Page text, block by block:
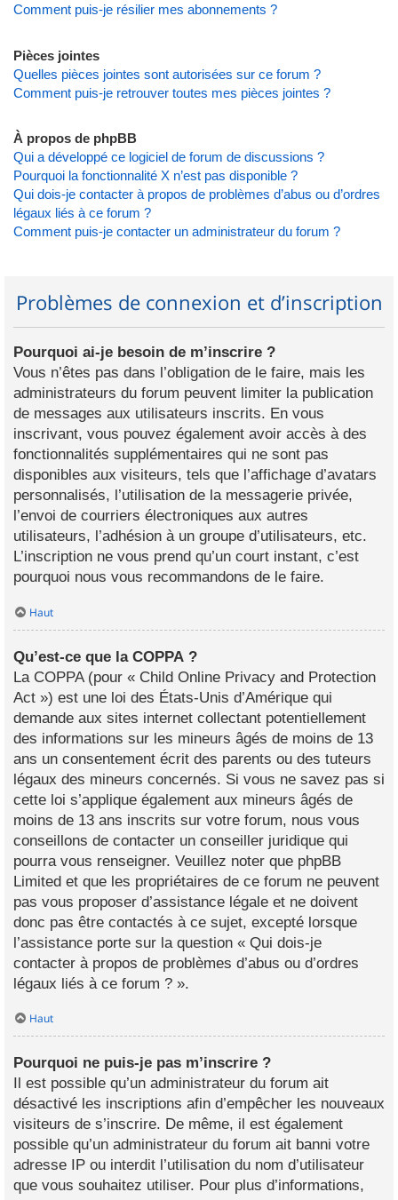
Comment puis-je résilier mes abonnements ?
Pièces jointes
Quelles pièces jointes sont autorisées sur ce forum ?
Comment puis-je retrouver toutes mes pièces jointes ?
À propos de phpBB
Qui a développé ce logiciel de forum de discussions ?
Pourquoi la fonctionnalité X n’est pas disponible ?
Qui dois-je contacter à propos de problèmes d’abus ou d’ordres
légaux liés à ce forum ?
Comment puis-je contacter un administrateur du forum ?
Problèmes de connexion et d’inscription
Pourquoi ai-je besoin de m’inscrire ?
Vous n’êtes pas dans l’obligation de le faire, mais les
administrateurs du forum peuvent limiter la publication
de messages aux utilisateurs inscrits. En vous
inscrivant, vous pouvez également avoir accès à des
fonctionnalités supplémentaires qui ne sont pas
disponibles aux visiteurs, tels que l’affichage d’avatars
personnalisés, l’utilisation de la messagerie privée,
l’envoi de courriers électroniques aux autres
utilisateurs, l’adhésion à un groupe d’utilisateurs, etc.
L’inscription ne vous prend qu’un court instant, c’est
pourquoi nous vous recommandons de le faire.
Haut
Qu’est-ce que la COPPA ?
La COPPA (pour « Child Online Privacy and Protection
Act ») est une loi des États-Unis d’Amérique qui
demande aux sites internet collectant potentiellement
des informations sur les mineurs âgés de moins de 13
ans un consentement écrit des parents ou des tuteurs
légaux des mineurs concernés. Si vous ne savez pas si
cette loi s’applique également aux mineurs âgés de
moins de 13 ans inscrits sur votre forum, nous vous
conseillons de contacter un conseiller juridique qui
pourra vous renseigner. Veuillez noter que phpBB
Limited et que les propriétaires de ce forum ne peuvent
pas vous proposer d’assistance légale et ne doivent
donc pas être contactés à ce sujet, excepté lorsque
l’assistance porte sur la question « Qui dois-je
contacter à propos de problèmes d’abus ou d’ordres
légaux liés à ce forum ? ».
Haut
Pourquoi ne puis-je pas m’inscrire ?
Il est possible qu’un administrateur du forum ait
désactivé les inscriptions afin d’empêcher les nouveaux
visiteurs de s’inscrire. De même, il est également
possible qu’un administrateur du forum ait banni votre
adresse IP ou interdit l’utilisation du nom d’utilisateur
que vous souhaitez utiliser. Pour plus d’informations,